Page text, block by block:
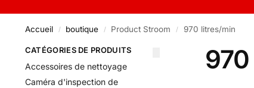
Accueil / boutique / Product Stroom / 970 litres/min
CATÉGORIES DE PRODUITS
Accessoires de nettoyage
Caméra d'inspection de